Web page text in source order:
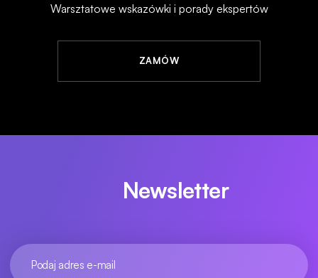
Warsztatowe wskazówki i porady ekspertów
ZAMÓW
Newsletter